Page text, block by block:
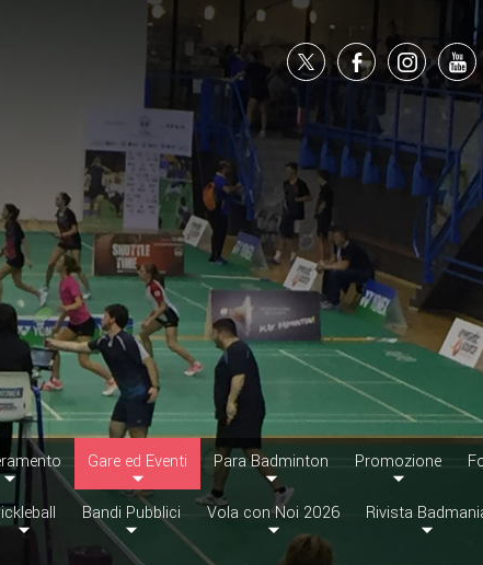
Gare ed Eventi Para Badminton Promozione
Bandi Pubblici Vola con Noi 2026 Rivista